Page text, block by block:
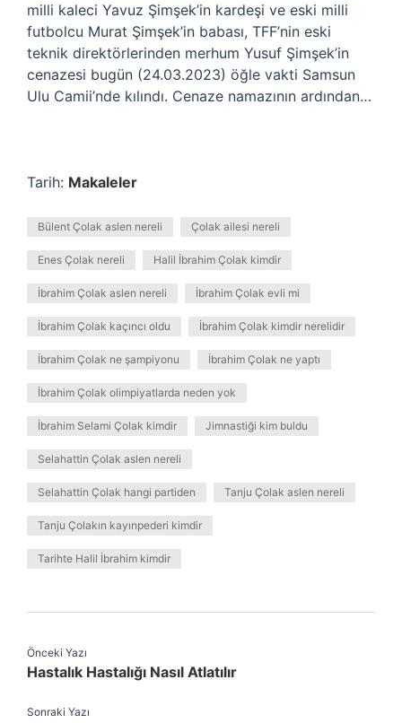
milli kaleci Yavuz Şimşek’in kardeşi ve eski milli
futbolcu Murat Şimşek’in babası, TFF’nin eski
teknik direktörlerinden merhum Yusuf Şimşek’in
cenazesi bugün (24.03.2023) öğle vakti Samsun
Ulu Camii’nde kılındı. Cenaze namazının ardından…
Tarih: Makaleler
Bülent Çolak aslen nereli Çolak ailesi nereli
Enes Çolak nereli Halil İbrahim Çolak kimdir
İbrahim Çolak aslen nereli İbrahim Çolak evli mi
İbrahim Çolak kaçıncı oldu İbrahim Çolak kimdir nerelidir
İbrahim Çolak ne şampiyonu İbrahim Çolak ne yaptı
İbrahim Çolak olimpiyatlarda neden yok
İbrahim Selami Çolak kimdir Jimnastiği kim buldu
Selahattin Çolak aslen nereli
Selahattin Çolak hangi partiden Tanju Çolak aslen nereli
Tanju Çolakın kayınpederi kimdir
Tarihte Halil İbrahim kimdir
Önceki Yazı
Hastalık Hastalığı Nasıl Atlatılır
Sonraki Yazı